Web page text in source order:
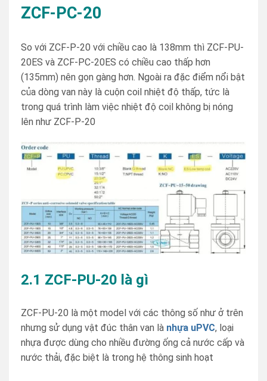
ZCF-PC-20
So với ZCF-P-20 với chiều cao là 138mm thì ZCF-PU-
20ES và ZCF-PC-20ES có chiều cao thấp hơn
(135mm) nên gọn gàng hơn. Ngoài ra đặc điểm nổi bật
của dòng van này là cuộn coil nhiệt độ thấp, tức là
trong quá trình làm việc nhiệt độ coil không bị nóng
lên như ZCF-P-20
2.1 ZCF-PU-20 là gì
ZCF-PU-20 là một model với các thông số như ở trên
nhưng sử dụng vật đúc thân van là nhựa uPVC, loại
nhựa được dùng cho nhiều đường ống cả nước cấp và
nước thải, đặc biệt là trong hệ thông sinh hoạt